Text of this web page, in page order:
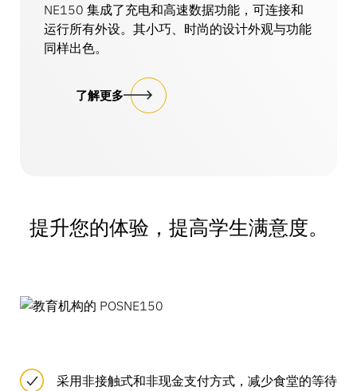
NE150 集成了充电和高速数据功能，可连接和
运行所有外设。其小巧、时尚的设计外观与功能
同样出色。
了解更多
提升您的体验，提高学生满意度。
采用非接触式和非现金支付方式，减少食堂的等待